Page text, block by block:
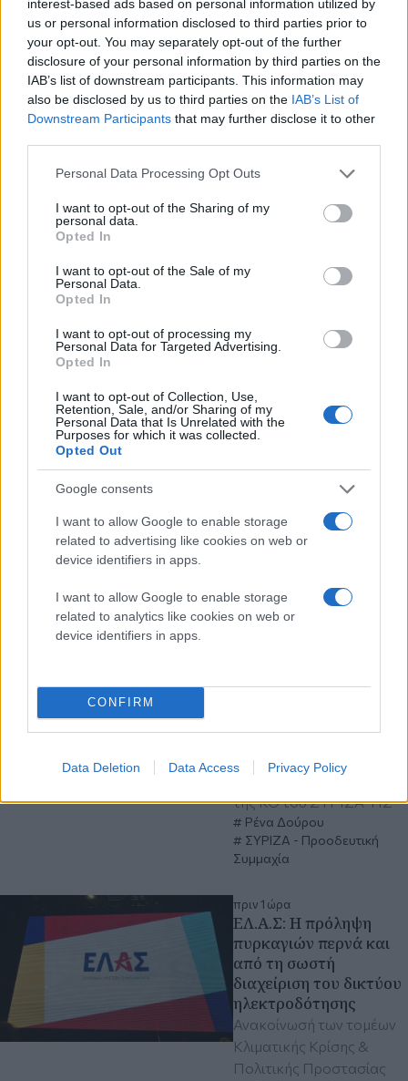
interest-based ads based on personal information utilized by
us or personal information disclosed to third parties prior to
your opt-out. You may separately opt-out of the further
disclosure of your personal information by third parties on the
IAB’s list of downstream participants. This information may
also be disclosed by us to third parties on the IAB’s List of
Downstream Participants that may further disclose it to other
Please note that this website/app uses one or more Google
not limited to your visit or usage behaviour. You may click to
grant or deny consent to Google and its third-party tags to
use your data for below specified purposes in below Google
consent section.
Personal Data Processing Opt Outs
I want to opt-out of the Sharing of my
personal data.
Opted In
I want to opt-out of the Sale of my
Personal Data.
Opted In
I want to opt-out of processing my
Personal Data for Targeted Advertising.
Opted In
I want to opt-out of Collection, Use,
Retention, Sale, and/or Sharing of my
Personal Data that Is Unrelated with the
Purposes for which it was collected.
Opted Out
Google consents
I want to allow Google to enable storage
related to advertising like cookies on web or
device identifiers in apps.
I want to allow Google to enable storage
related to analytics like cookies on web or
device identifiers in apps.
CONFIRM
Data Deletion Data Access Privacy Policy
Διαβάστε περισσότερα
ευρώ από το Εθνικό
Πρόγραμμα Ανάπτυξης
Διασφαλίζεται η δημόσια
τίθενται βάσεις
υλοποίησης μιας από τις
σημαντικότερες αστικές
τελευταίων δεκαετιών
Ανάπλαση ΔΕΘ
Θεσσαλονίκη
Υπουργείο Οικονομικών
Ρένα Δούρου: Θολή
συμφωνία, αφήνει
επιθετικότητας
Επιφυλάξεις εξέφρασε σε
δήλωσή της η πρόεδρος
της ΚΟ του ΣΥΡΙΖΑ-ΠΣ
Ρένα Δούρου
ΣΥΡΙΖΑ - Προοδευτική
Συμμαχία
πριν 1 ώρα
ΕΛ.Α.Σ: Η πρόληψη
πυρκαγιών περνά και
από τη σωστή
διαχείριση του δικτύου
ηλεκτροδότησης
Ανακοίνωσή των τομέων
Κλιματικής Κρίσης &
Πολιτικής Προστασίας